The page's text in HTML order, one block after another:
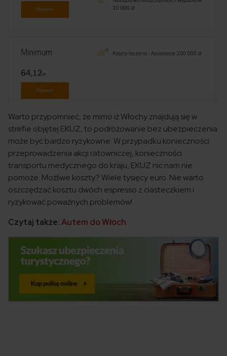
Warto przypomnieć, że mimo iż Włochy znajdują się w
strefie objętej EKUZ, to podróżowanie bez ubezpieczenia
może być bardzo ryzykowne. W przypadku konieczności
przeprowadzenia akcji ratowniczej, konieczności
transportu medycznego do kraju, EKUZ nic nam nie
pomoże. Możliwe koszty? Wiele tysięcy euro. Nie warto
oszczędzać kosztu dwóch espresso z ciasteczkiem i
ryzykować poważnych problemów!
Czytaj także:Autem do Włoch